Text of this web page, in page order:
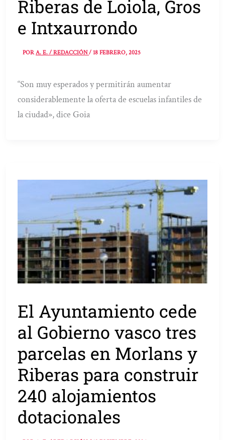
Riberas de Loiola, Gros
e Intxaurrondo
PORA. E. / REDACCIÓN/18 FEBRERO, 2025
“Son muy esperados y permitirán aumentar
considerablemente la oferta de escuelas infantiles de
la ciudad», dice Goia
El Ayuntamiento cede
al Gobierno vasco tres
parcelas en Morlans y
Riberas para construir
240 alojamientos
dotacionales